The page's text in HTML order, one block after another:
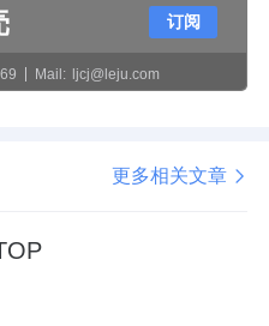
、室内体育文化设
服务设施。
面积。产业定位符合
应用方向，致力于打
Mail: ljcj@leju.com
订阅
更多相关文章